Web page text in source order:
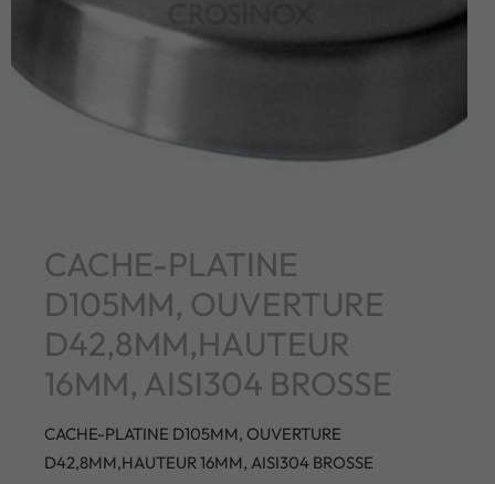
CACHE-PLATINE
D105MM, OUVERTURE
D42,8MM,HAUTEUR
16MM, AISI304 BROSSE
CACHE-PLATINE D105MM, OUVERTURE
D42,8MM,HAUTEUR 16MM, AISI304 BROSSE